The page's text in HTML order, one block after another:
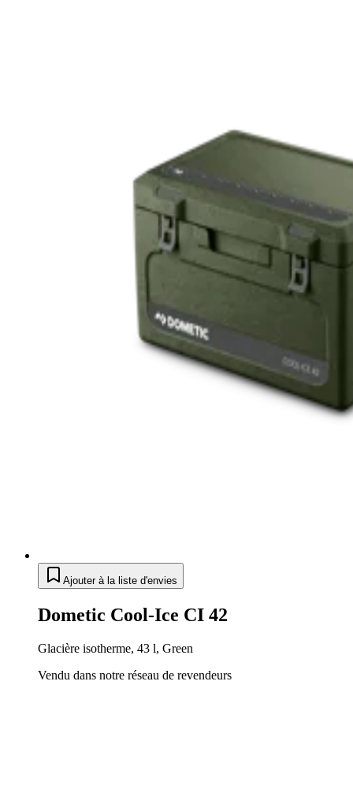
Ajouter à la liste d'envies
Dometic Cool-Ice CI 42
Glacière isotherme, 43 l, Green
Vendu dans notre réseau de revendeurs